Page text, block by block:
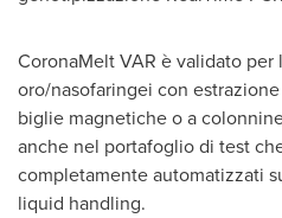
CoronaMelt VAR è validato
oro/nasofaringei con
biglie magnetiche o a
anche nel portafoglio di test
completamente automatizzati
liquid handling.